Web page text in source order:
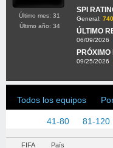
SPI
General:
ÚLTIMO
06/09/2026
09/25/2026
Último mes: 31
Último año: 34
Todos los equipos
41-80 81-120
FIFA País